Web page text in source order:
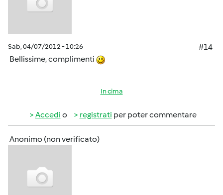
Sab, 04/07/2012 - 10:26
#14
Bellissime, complimenti
In cima
Accedi o registrati per poter commentare
Anonimo (non verificato)